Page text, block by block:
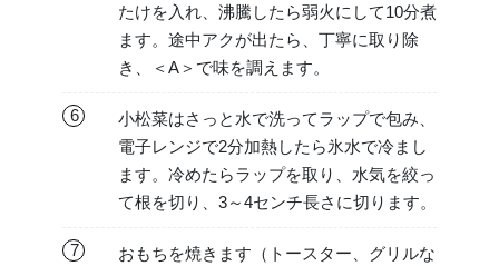
たけを入れ、沸騰したら弱火にして10分煮
ます。途中アクが出たら、丁寧に取り除
き、＜A＞で味を調えます。
6
小松菜はさっと水で洗ってラップで包み、
電子レンジで2分加熱したら氷水で冷まし
ます。冷めたらラップを取り、水気を絞っ
て根を切り、3～4センチ長さに切ります。
7
おもちを焼きます（トースター、グリルな